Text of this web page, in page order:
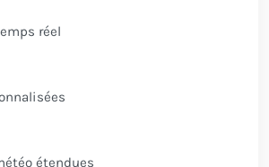
réel
étendues